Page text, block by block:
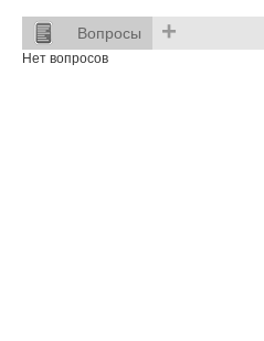
Вопросы +
Нет вопросов